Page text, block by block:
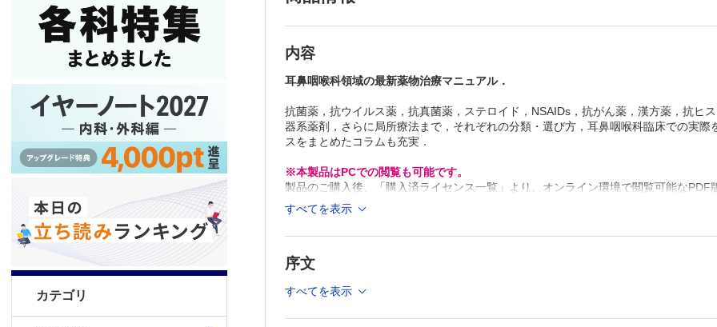
カテゴリ
Pitfall 嗄声に対するステロイドの使い方 （中村一博）
耳鼻咽喉科疾患の実際例 （杉山健二郎，工 穣）
の対応 （松脇由典）
Advice プレガバリン（リリカ®）の有効な使用法 （西
有害事象の早期発見と対策 （田村真吾，中島寅彦）
内容
耳鼻咽喉科領域の最新薬物治療マニュアル．
抗菌薬，抗ウイルス薬，抗真菌薬，ステロイド，NSAIDs，抗がん薬，漢方薬，抗ヒ
器系薬剤，さらに局所療法まで，それぞれの分類・選び方，耳鼻咽喉科臨床での実
スをまとめたコラムも充実．
※本製品はPCでの閲覧も可能です。
製品のご購入後、「購入済ライセンス一覧」より、オンライン環境で閲覧可能なPDF
推奨ブラウザ： Firefox 最新版 / Google Chrome 最新版 / Safari 最新版
すべてを表示
序文
すべてを表示